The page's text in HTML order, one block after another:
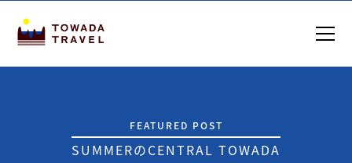
FEATURED POST
SUMMERのCENTRAL TOWADA